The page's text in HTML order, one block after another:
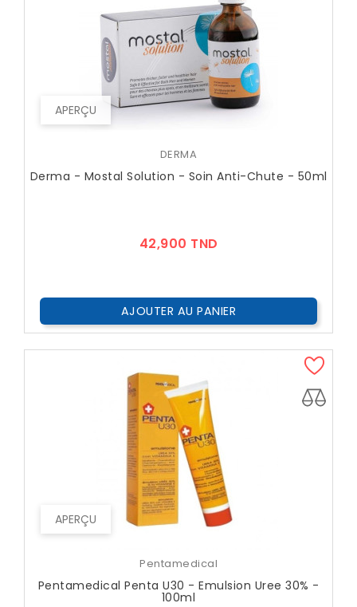
APERÇU
DERMA
Derma - Mostal Solution - Soin Anti-Chute - 50ml
42,900 TND
AJOUTER AU PANIER
APERÇU
Pentamedical
Pentamedical Penta U30 - Emulsion Uree 30% -
100ml